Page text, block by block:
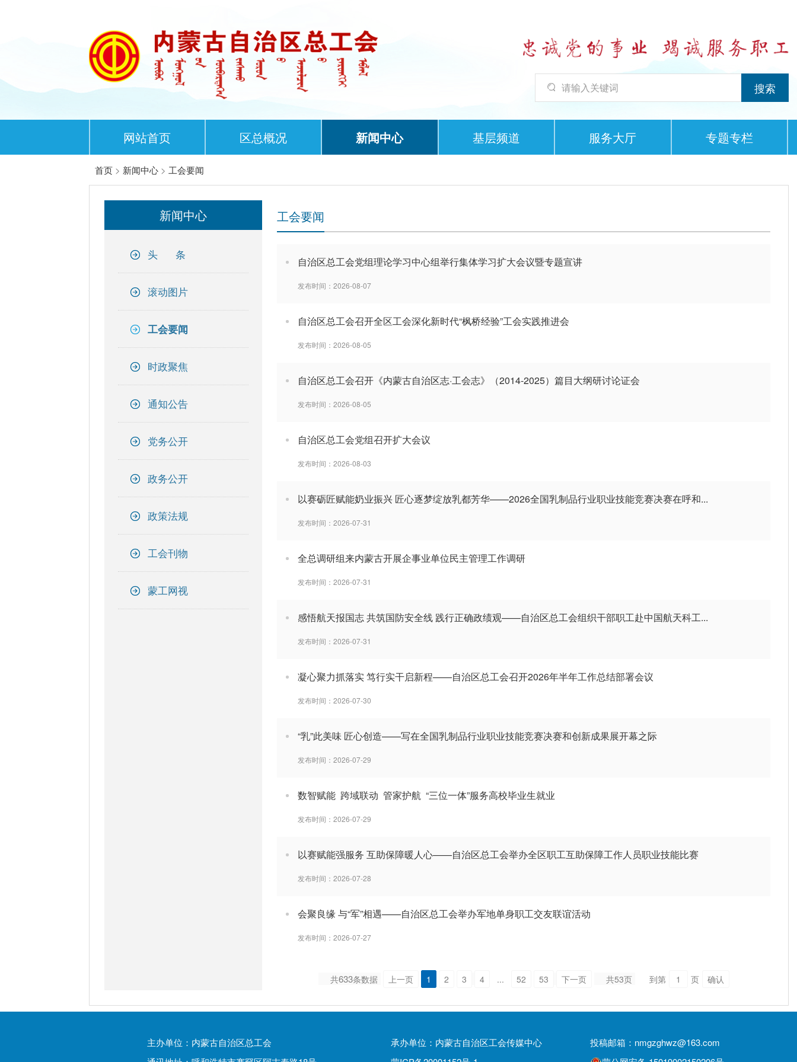
网站首页 区总概况 新闻中心 基层频道 服务大厅 专题专栏
首页 > 新闻中心 > 工会要闻
新闻中心
头 条
滚动图片
工会要闻
时政聚焦
通知公告
党务公开
政务公开
政策法规
工会刊物
蒙工网视
工会要闻
自治区总工会党组理论学习中心组举行集体学习扩大会议暨专题宣讲
发布时间：2026-08-07
自治区总工会召开全区工会深化新时代“枫桥经验”工会实践推进会
发布时间：2026-08-05
自治区总工会召开《内蒙古自治区志·工会志》（2014-2025）篇目大纲研讨论证会
发布时间：2026-08-05
自治区总工会党组召开扩大会议
发布时间：2026-08-03
以赛砺匠赋能奶业振兴 匠心逐梦绽放乳都芳华——2026全国乳制品行业职业技能竞赛决赛在呼和...
发布时间：2026-07-31
全总调研组来内蒙古开展企事业单位民主管理工作调研
发布时间：2026-07-31
感悟航天报国志 共筑国防安全线 践行正确政绩观——自治区总工会组织干部职工赴中国航天科工...
发布时间：2026-07-31
凝心聚力抓落实 笃行实干启新程——自治区总工会召开2026年半年工作总结部署会议
发布时间：2026-07-30
“乳”此美味 匠心创造——写在全国乳制品行业职业技能竞赛决赛和创新成果展开幕之际
发布时间：2026-07-29
数智赋能 跨域联动 管家护航 “三位一体”服务高校毕业生就业
发布时间：2026-07-29
以赛赋能强服务 互助保障暖人心——自治区总工会举办全区职工互助保障工作人员职业技能比赛
发布时间：2026-07-28
会聚良缘 与“军”相遇——自治区总工会举办军地单身职工交友联谊活动
发布时间：2026-07-27
共633条数据 上一页 1 2 3 4 ... 52 53 下一页 共53页 到第 页 确认
主办单位：内蒙古自治区总工会 承办单位：内蒙古自治区工会传媒中心
投稿邮箱：nmgzghwz@163.com